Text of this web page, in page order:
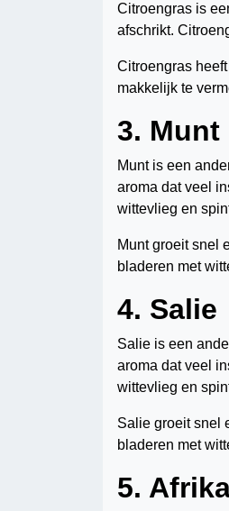
Citroengras is
afschrikt.
Citroengras
makkelijk te
3. Munt
Munt is een
aroma dat veel
wittevlieg en
Munt groeit snel
bladeren met
4. Salie
Salie is een
aroma dat veel
wittevlieg en
Salie groeit snel
bladeren met
5.